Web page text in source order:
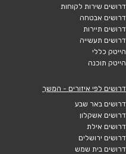
דרושים שירות לקוחות
דרושים אבטחה
דרושים תיירות
דרושים תעשייה
הייטק כללי
הייטק תוכנה
דרושים לפי איזורים - המשך
דרושים באר שבע
דרושים אשקלון
דרושים אילת
דרושים ירושלים
דרושים בית שמש